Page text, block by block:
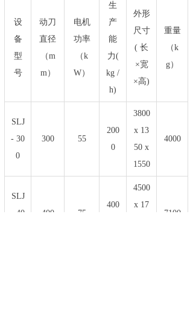
设
备
型
号
动刀
直径
（m
m）
电机
功率
（k
W）
生
产
能
力(
kg /
h)
外形
尺寸
( 长
×宽
×高)
重量
（k
g）
SLJ
- 30
0
300 55
200
0
3800
x 13
50 x
1550
4000
SLJ
- 40
400 75
400
4500
x 17
7100